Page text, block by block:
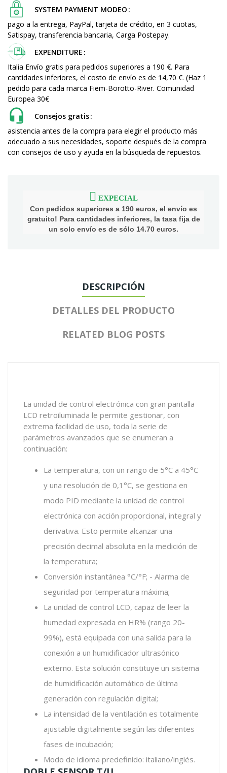
SYSTEM PAYMENT MODEO
pago a la entrega, PayPal, tarjeta de crédito, en 3 cuotas,
Satispay, transferencia bancaria, Carga Postepay.
EXPENDITURE
Italia Envío gratis para pedidos superiores a 190 €. Para
cantidades inferiores, el costo de envío es de 14,70 €. (Haz 1
pedido para cada marca Fiem-Borotto-River. Comunidad
Europea 30€
Consejos gratis
asistencia antes de la compra para elegir el producto más
adecuado a sus necesidades, soporte después de la compra
con consejos de uso y ayuda en la búsqueda de repuestos.
EXPECIAL
Con pedidos superiores a 190 euros, el envío es
gratuito! Para cantidades inferiores, la tasa fija de
un solo envío es de sólo 14.70 euros.
DESCRIPCIÓN
DETALLES DEL PRODUCTO
RELATED BLOG POSTS
La unidad de control electrónica con gran pantalla
LCD retroiluminada le permite gestionar, con
extrema facilidad de uso, toda la serie de
parámetros avanzados que se enumeran a
continuación:
La temperatura, con un rango de 5°C a 45°C
y una resolución de 0,1°C, se gestiona en
modo PID mediante la unidad de control
electrónica con acción proporcional, integral y
derivativa. Esto permite alcanzar una
precisión decimal absoluta en la medición de
la temperatura;
Conversión instantánea °C/°F; - Alarma de
seguridad por temperatura máxima;
La unidad de control LCD, capaz de leer la
humedad expresada en HR% (rango 20-
99%), está equipada con una salida para la
conexión a un humidificador ultrasónico
externo. Esta solución constituye un sistema
de humidificación automático de última
generación con regulación digital;
La intensidad de la ventilación es totalmente
ajustable digitalmente según las diferentes
fases de incubación;
Modo de idioma predefinido: italiano/inglés.